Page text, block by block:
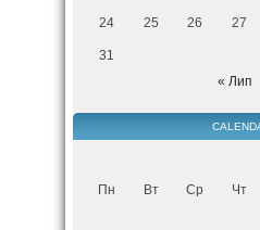
24 25 26 27
31
« Лип
Пн Вт Ср Чт